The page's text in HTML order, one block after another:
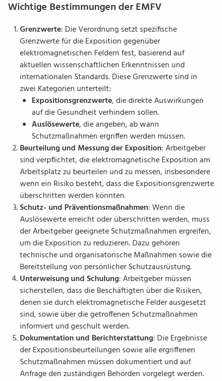
Wichtige Bestimmungen der EMFV
Grenzwerte: Die Verordnung setzt spezifische
Grenzwerte für die Exposition gegenüber
elektromagnetischen Feldern fest, basierend auf
aktuellen wissenschaftlichen Erkenntnissen und
internationalen Standards. Diese Grenzwerte sind in
zwei Kategorien unterteilt:
Expositionsgrenzwerte, die direkte Auswirkungen
auf die Gesundheit verhindern sollen.
Auslösewerte, die angeben, ab wann
Schutzmaßnahmen ergriffen werden müssen.
Beurteilung und Messung der Exposition: Arbeitgeber
sind verpflichtet, die elektromagnetische Exposition am
Arbeitsplatz zu beurteilen und zu messen, insbesondere
wenn ein Risiko besteht, dass die Expositionsgrenzwerte
überschritten werden könnten.
Schutz- und Präventionsmaßnahmen: Wenn die
Auslösewerte erreicht oder überschritten werden, muss
der Arbeitgeber geeignete Schutzmaßnahmen ergreifen,
um die Exposition zu reduzieren. Dazu gehören
technische und organisatorische Maßnahmen sowie die
Bereitstellung von persönlicher Schutzausrüstung.
Unterweisung und Schulung: Arbeitgeber müssen
sicherstellen, dass die Beschäftigten über die Risiken,
denen sie durch elektromagnetische Felder ausgesetzt
sind, sowie über die getroffenen Schutzmaßnahmen
informiert und geschult werden.
Dokumentation und Berichterstattung: Die Ergebnisse
der Expositionsbeurteilungen sowie alle ergriffenen
Schutzmaßnahmen müssen dokumentiert und auf
Anfrage den zuständigen Behörden vorgelegt werden.